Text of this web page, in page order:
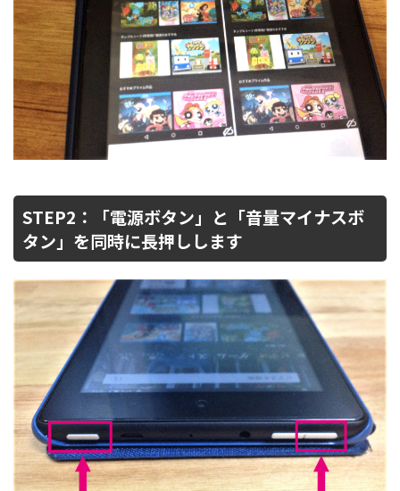
STEP2：「電源ボタン」と「音量マイナスボ
タン」を同時に長押しします